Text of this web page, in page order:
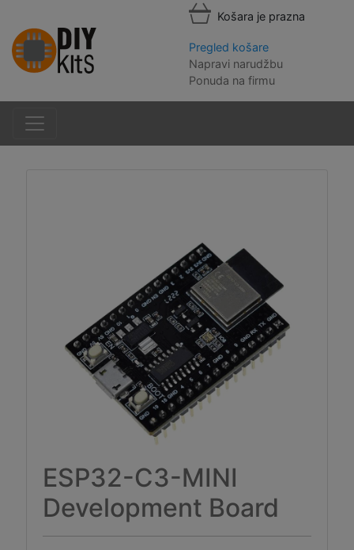
Košara je prazna
Pregled košare
Napravi narudžbu
Ponuda na firmu
ESP32-C3-MINI
Development Board